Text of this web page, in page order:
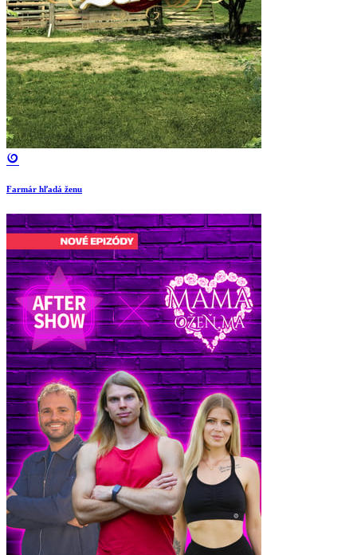
Farmár hľadá ženu